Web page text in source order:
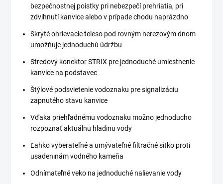
bezpečnostnej poistky pri nebezpečí prehriatia, pri
zdvihnutí kanvice alebo v prípade chodu naprázdno
Skryté ohrievacie teleso pod rovným nerezovým dnom
umožňuje jednoduchú údržbu
Stredový konektor STRIX pre jednoduché umiestnenie
kanvice na podstavec
Štýlové podsvietenie vodoznaku pre signalizáciu
zapnutého stavu kanvice
Vďaka priehľadnému vodoznaku možno jednoducho
rozpoznať aktuálnu hladinu vody
Ľahko vyberateľné a umývateľné filtračné sitko proti
usadeninám vodného kameňa
Odnímateľné veko na jednoduché nalievanie vody